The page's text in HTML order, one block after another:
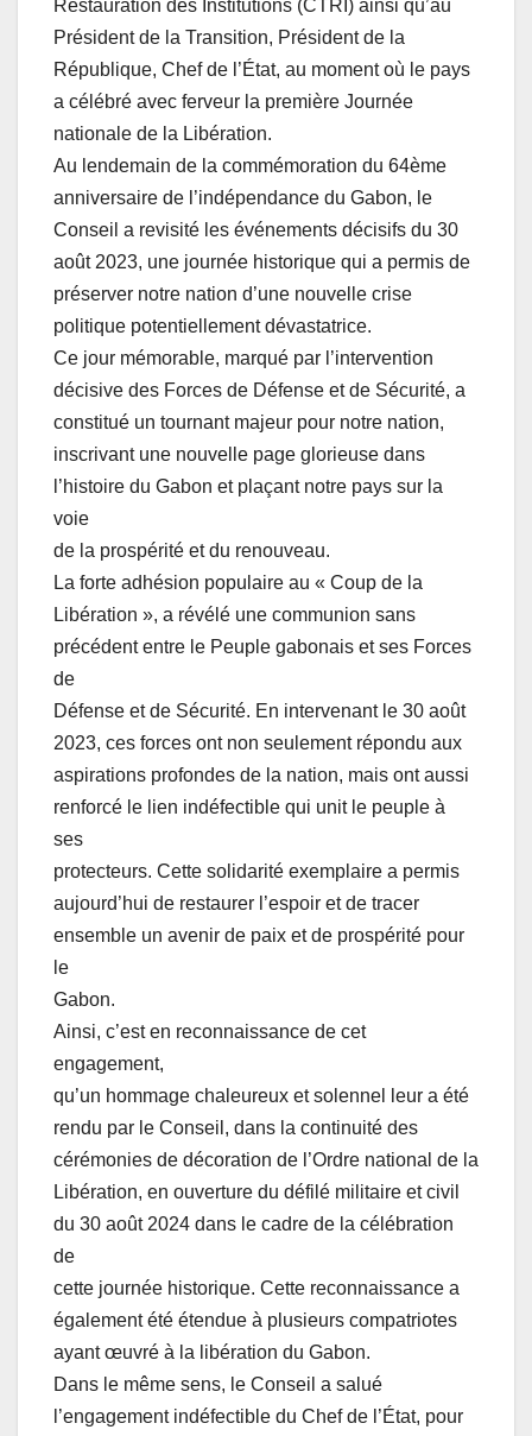
Restauration des Institutions (CTRI) ainsi qu’au
Président de la Transition, Président de la
République, Chef de l’État, au moment où le pays
a célébré avec ferveur la première Journée
nationale de la Libération.
Au lendemain de la commémoration du 64ème
anniversaire de l’indépendance du Gabon, le
Conseil a revisité les événements décisifs du 30
août 2023, une journée historique qui a permis de
préserver notre nation d’une nouvelle crise
politique potentiellement dévastatrice.
Ce jour mémorable, marqué par l’intervention
décisive des Forces de Défense et de Sécurité, a
constitué un tournant majeur pour notre nation,
inscrivant une nouvelle page glorieuse dans
l’histoire du Gabon et plaçant notre pays sur la
voie
de la prospérité et du renouveau.
La forte adhésion populaire au « Coup de la
Libération », a révélé une communion sans
précédent entre le Peuple gabonais et ses Forces
de
Défense et de Sécurité. En intervenant le 30 août
2023, ces forces ont non seulement répondu aux
aspirations profondes de la nation, mais ont aussi
renforcé le lien indéfectible qui unit le peuple à
ses
protecteurs. Cette solidarité exemplaire a permis
aujourd’hui de restaurer l’espoir et de tracer
ensemble un avenir de paix et de prospérité pour
le
Gabon.
Ainsi, c’est en reconnaissance de cet
engagement,
qu’un hommage chaleureux et solennel leur a été
rendu par le Conseil, dans la continuité des
cérémonies de décoration de l’Ordre national de la
Libération, en ouverture du défilé militaire et civil
du 30 août 2024 dans le cadre de la célébration
de
cette journée historique. Cette reconnaissance a
également été étendue à plusieurs compatriotes
ayant œuvré à la libération du Gabon.
Dans le même sens, le Conseil a salué
l’engagement indéfectible du Chef de l’État, pour